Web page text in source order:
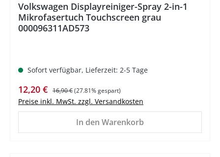
Volkswagen Displayreiniger-Spray 2-in-1
Mikrofasertuch Touchscreen grau
000096311AD573
Sofort verfügbar, Lieferzeit: 2-5 Tage
Verkaufspreis:
12,20 € Regulärer Preis:
16,90 €(27.81% gespart)
Preise inkl. MwSt. zzgl. Versandkosten
In den Warenkorb